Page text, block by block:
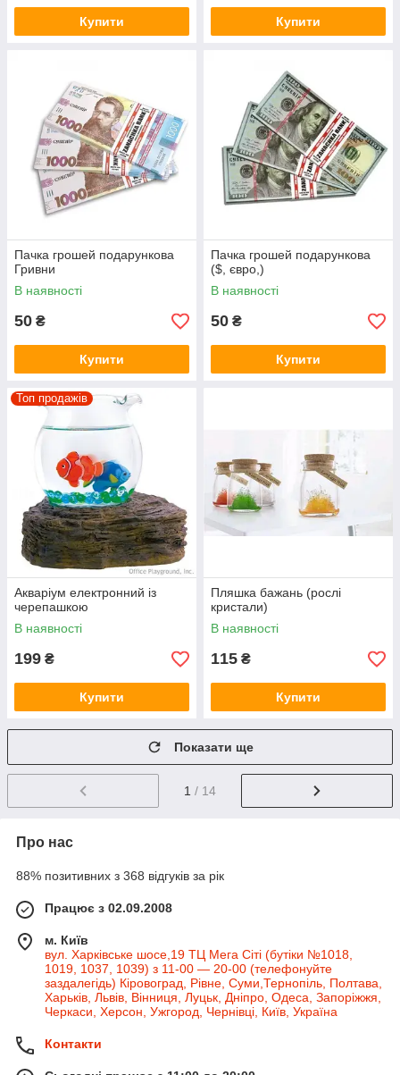
Купити Купити
Пачка грошей подарункова
Гривни
В наявності
50 ₴
Купити
Пачка грошей подарункова
($, євро,)
В наявності
50 ₴
Купити
Топ продажів
Акваріум електронний із
черепашкою
В наявності
199 ₴
Купити
Пляшка бажань (рослі
кристали)
В наявності
115 ₴
Купити
Показати ще
1 / 14
Про нас
88% позитивних з 368 відгуків за рік
Працює з 02.09.2008
м. Київ
вул. Харківське шосе,19 ТЦ Мега Сіті (бутіки №1018,
1019, 1037, 1039) з 11-00 — 20-00 (телефонуйте
заздалегідь) Кіровоград, Рівне, Суми,Тернопіль, Полтава,
Харьків, Львів, Вінниця, Луцьк, Дніпро, Одеса, Запоріжжя,
Черкаси, Херсон, Ужгород, Чернівці, Київ, Україна
Контакти